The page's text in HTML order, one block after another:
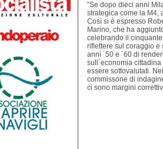
”Se dopo dieci anni
strategica come la M4,
Così si è espresso
Marino, che ha
celebrando il
riflettere sul coraggio
anni ´50 e ´60 di
sull´economia
essere sottovalutati.
commissone di
ci sono margini